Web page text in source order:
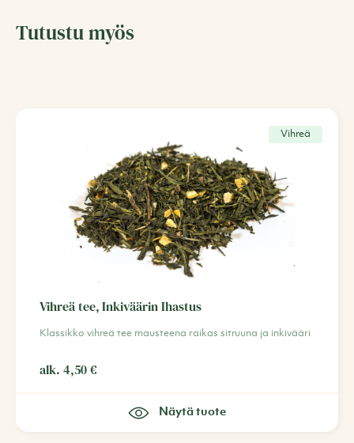
Tutustu myös
Vihreä
Vihreä tee, Inkiväärin Ihastus
Klassikko vihreä tee mausteena raikas sitruuna ja inkivääri
alk. 4,50€
Näytä tuote